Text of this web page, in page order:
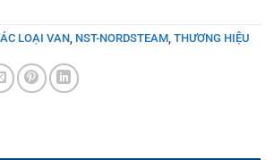
LOẠI VAN, NST-NORDSTEAM, THƯƠNG HIỆU